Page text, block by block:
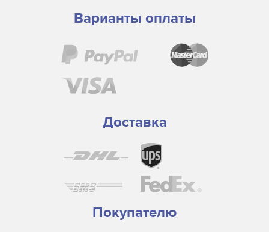
Варианты оплаты
Доставка
Покупателю